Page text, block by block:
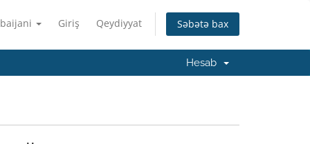
Giriş Qeydiyyat Səbətə bax
Hesab